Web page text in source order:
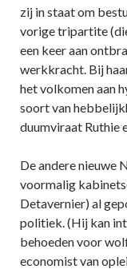
zij in staat om
vorige tripartite
een keer aan
werkkracht. Bij
het volkomen aan
soort van
duumviraat Ruthie
De andere nieuwe
voormalig
Detavernier) al
politiek. (Hij kan
behoeden voor
economist van